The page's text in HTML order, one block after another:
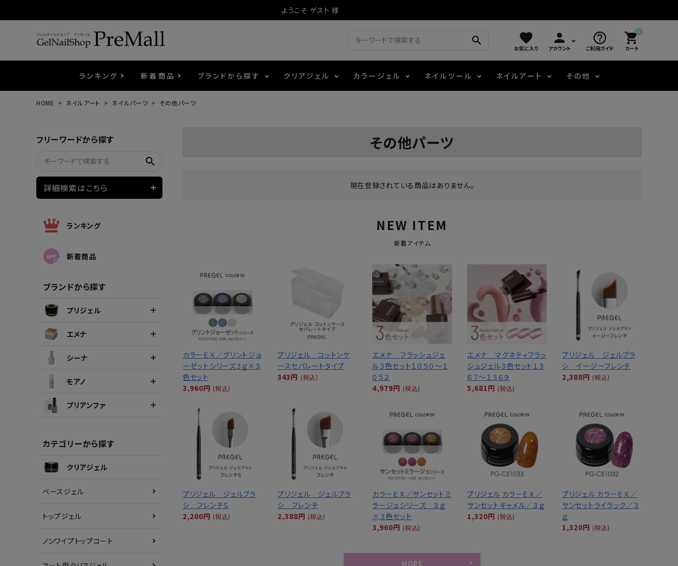
ようこそ ゲスト 様
search favorite
お気に入り
person
アカウント
help_outline
ご利用ガイド
0
shopping_cart
カート
ランキング 新着商品 ブランドから探す クリアジェル カラージェル
マグネティフラッシュジェル
ウェービージェル
ネイルツール
チャート・チップ関連
ネイルマシン
ネイルアート
レジン・モールド
その他
HOME ネイルアート ネイルパーツ その他パーツ
フリーワードから探す
search
詳細検索はこちら
ランキング
新着商品
ブランドから探す
プリジェル
エメナ
シーナ
モアノ
プリアンファ
カテゴリーから探す
クリアジェル
ベースジェル
トップジェル
ノンワイプトップコート
その他パーツ
現在登録されている商品はありません。
NEW ITEM
新着アイテム
カラーＥＸ／グリントジョ
ーゼットシリーズ３ｇ×３
色セット
3,960円 (税込)
プリジェル コットンケ
ースセパレートタイプ
343円 (税込)
エメナ フラッシュジェ
ル３色セット１０５０～１
０５２
4,979円 (税込)
エメナ マグネティフラッ
シュジェル３色セット１３
６７～１３６９
5,681円 (税込)
プリジェル ジェルブラ
シ イージーフレンチ
2,388円 (税込)
プリジェル ジェルブラ
シ フレンチＳ
2,200円 (税込)
プリジェル ジェルブラ
シ フレンチ
2,388円 (税込)
カラーＥＸ／サンセットミ
ラージュシリーズ ３ｇ
×３色セット
3,960円 (税込)
プリジェル カラーＥＸ／
サンセットキャメル／３ｇ
1,320円 (税込)
プリジェル カラーＥＸ／
サンセットライラック／３
ｇ
1,320円 (税込)
MORE